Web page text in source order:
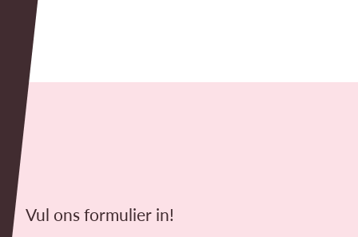
Vul ons formulier in!